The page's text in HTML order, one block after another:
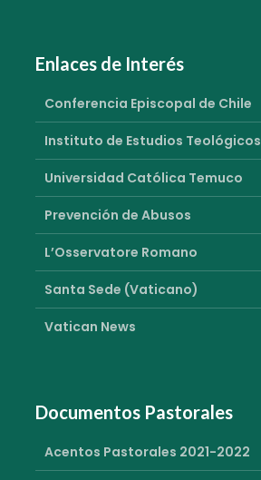
Enlaces de Interés
Conferencia Episcopal de Chile
Instituto de Estudios Teológicos
Universidad Católica Temuco
Prevención de Abusos
L’Osservatore Romano
Santa Sede (Vaticano)
Vatican News
Documentos Pastorales
Acentos Pastorales 2021-2022